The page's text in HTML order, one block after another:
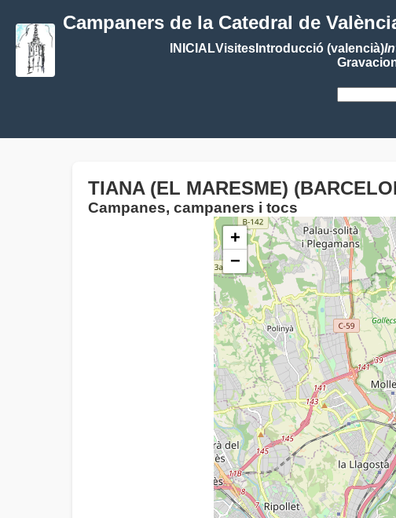
Campaners de la Catedral de
INICIALVisitesIntroducció (valencià)
TIANA (EL MARESME)
Campanes, campaners i tocs
+
−